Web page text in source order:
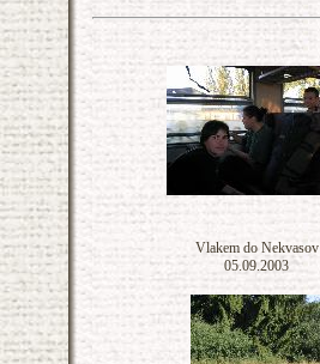
Vlakem do Nekvasov
05.09.2003